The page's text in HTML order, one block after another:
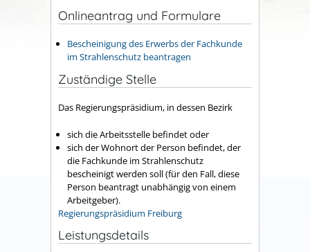
Onlineantrag und Formulare
Bescheinigung des Erwerbs der Fachkunde
im Strahlenschutz beantragen
Zuständige Stelle
Das Regierungspräsidium, in dessen Bezirk
sich die Arbeitsstelle befindet oder
sich der Wohnort der Person befindet, der
die Fachkunde im Strahlenschutz
bescheinigt werden soll (für den Fall, diese
Person beantragt unabhängig von einem
Arbeitgeber).
Regierungspräsidium Freiburg
Leistungsdetails